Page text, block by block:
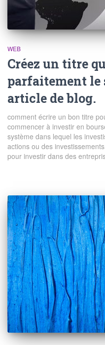
WEB
Créez un titre
parfaitement le
article de blog.
comment écrire un bon titre
commencer à investir en
système dans lequel les
actions ou des
pour investir dans des